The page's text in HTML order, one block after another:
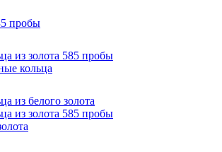
пробы
из золота 585 пробы
кольца
из белого золота
из золота 585 пробы